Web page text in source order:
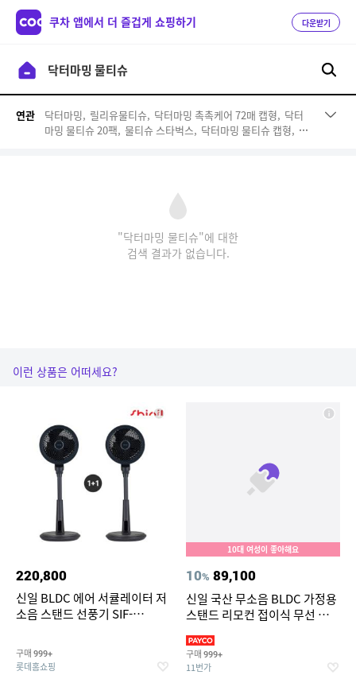
쿠차 앱에서 더 즐겁게 쇼핑하기 다운받기
연관 닥터마밍, 릴리유물티슈, 닥터마밍 촉촉케어 72매 캡형, 닥터
마밍 물티슈 20팩, 물티슈 스타벅스, 닥터마밍 물티슈 캡형, 닥
"닥터마밍 물티슈"에 대한
검색 결과가 없습니다.
이런 상품은 어떠세요?
220,800
신일 BLDC 에어 서큘레이터 저
소음 스탠드 선풍기 SIF-
구매 999+
롯데홈쇼핑
10대 여성이 좋아해요
10% 89,100
신일 국산 무소음 BLDC 가정용
스탠드 리모컨 접이식 무선 선풍
구매 999+
11번가